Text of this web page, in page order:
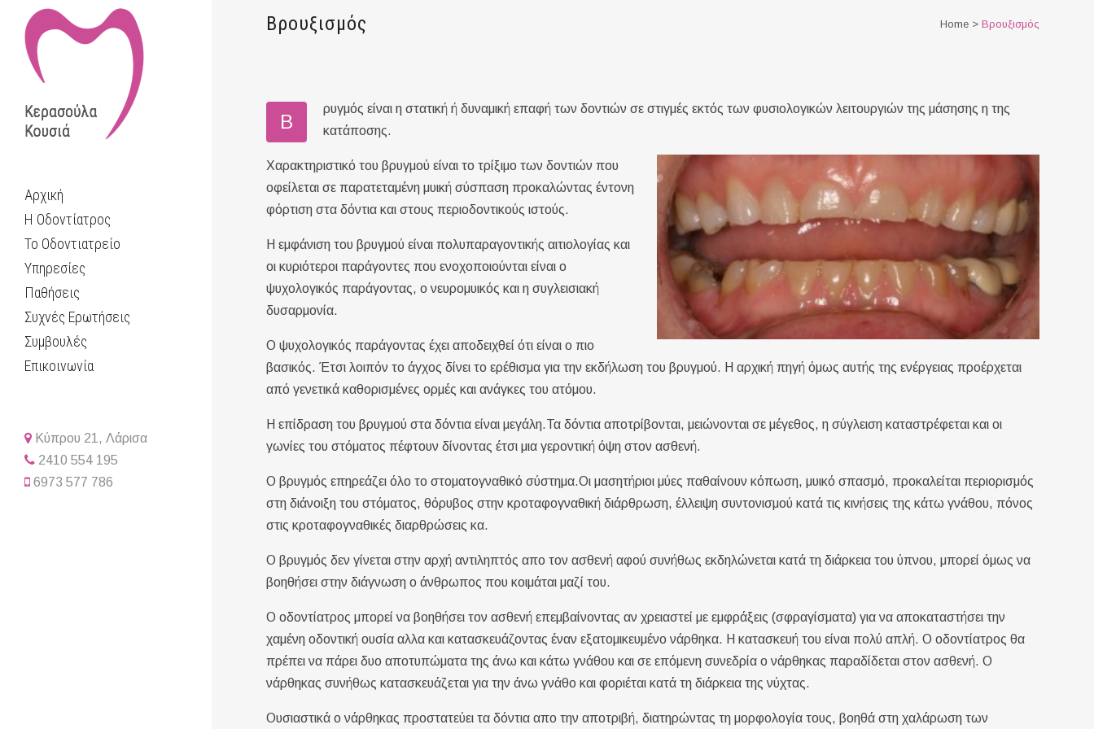
Αρχική
Η Οδοντίατρος
Το Οδοντιατρείο
Υπηρεσίες
Παθήσεις
Συχνές Ερωτήσεις
Συμβουλές
Επικοινωνία
Κύπρου 21, Λάρισα
2410 554 195
6973 577 786
Βρουξισμός Home > Βρουξισμός
Β
ρυγμός είναι η στατική ή δυναμική επαφή των δοντιών σε στιγμές εκτός των φυσιολογικών λειτουργιών της μάσησης η της
κατάποσης.
Χαρακτηριστικό του βρυγμού είναι το τρίξιμο των δοντιών που
οφείλεται σε παρατεταμένη μυική σύσπαση προκαλώντας έντονη
φόρτιση στα δόντια και στους περιοδοντικούς ιστούς.
Η εμφάνιση του βρυγμού είναι πολυπαραγοντικής αιτιολογίας και
οι κυριότεροι παράγοντες που ενοχοποιούνται είναι ο
ψυχολογικός παράγοντας, ο νευρομυικός και η συγλεισιακή
δυσαρμονία.
Ο ψυχολογικός παράγοντας έχει αποδειχθεί ότι είναι ο πιο
βασικός. Έτσι λοιπόν το άγχος δίνει το ερέθισμα για την εκδήλωση του βρυγμού. Η αρχική πηγή όμως αυτής της ενέργειας προέρχεται
από γενετικά καθορισμένες ορμές και ανάγκες του ατόμου.
Η επίδραση του βρυγμού στα δόντια είναι μεγάλη.Τα δόντια αποτρίβονται, μειώνονται σε μέγεθος, η σύγλειση καταστρέφεται και οι
γωνίες του στόματος πέφτουν δίνοντας έτσι μια γεροντική όψη στον ασθενή.
Ο βρυγμός επηρεάζει όλο το στοματογναθικό σύστημα.Οι μασητήριοι μύες παθαίνουν κόπωση, μυικό σπασμό, προκαλείται περιορισμός
στη διάνοιξη του στόματος, θόρυβος στην κροταφογναθική διάρθρωση, έλλειψη συντονισμού κατά τις κινήσεις της κάτω γνάθου, πόνος
στις κροταφογναθικές διαρθρώσεις κα.
Ο βρυγμός δεν γίνεται στην αρχή αντιληπτός απο τον ασθενή αφού συνήθως εκδηλώνεται κατά τη διάρκεια του ύπνου, μπορεί όμως να
βοηθήσει στην διάγνωση ο άνθρωπος που κοιμάται μαζί του.
Ο οδοντίατρος μπορεί να βοηθήσει τον ασθενή επεμβαίνοντας αν χρειαστεί με εμφράξεις (σφραγίσματα) για να αποκαταστήσει την
χαμένη οδοντική ουσία αλλα και κατασκευάζοντας έναν εξατομικευμένο νάρθηκα. Η κατασκευή του είναι πολύ απλή. Ο οδοντίατρος θα
πρέπει να πάρει δυο αποτυπώματα της άνω και κάτω γνάθου και σε επόμενη συνεδρία ο νάρθηκας παραδίδεται στον ασθενή. Ο
νάρθηκας συνήθως κατασκευάζεται για την άνω γνάθο και φοριέται κατά τη διάρκεια της νύχτας.
Ουσιαστικά ο νάρθηκας προστατεύει τα δόντια απο την αποτριβή, διατηρώντας τη μορφολογία τους, βοηθά στη χαλάρωση των